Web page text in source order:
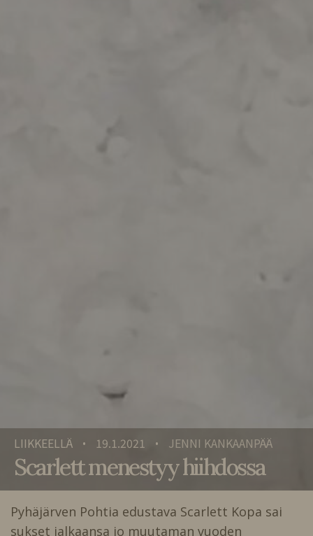
LIIKKEELLÄ • 19.1.2021 • JENNI KANKAANPÄÄ
Scarlett menestyy hiihdossa
Pyhäjärven Pohtia edustava Scarlett Kopa sai
sukset jalkaansa jo muutaman vuoden